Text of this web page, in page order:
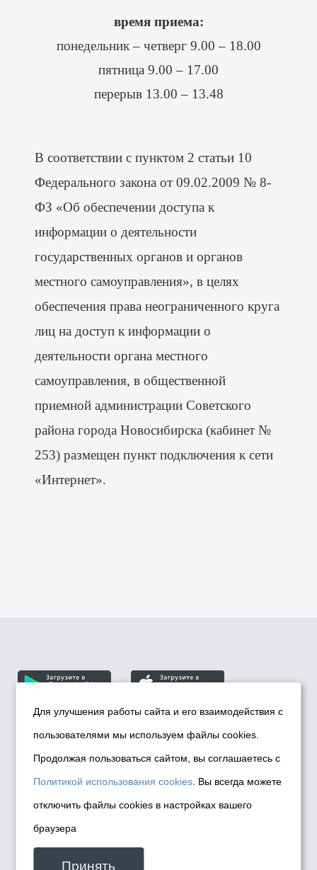
время приема:
понедельник – четверг 9.00 – 18.00
пятница 9.00 – 17.00
перерыв 13.00 – 13.48
В соответствии с пунктом 2 статьи 10
Федерального закона от 09.02.2009 № 8-
ФЗ «Об обеспечении доступа к
информации о деятельности
государственных органов и органов
местного самоуправления», в целях
обеспечения права неограниченного круга
лиц на доступ к информации о
деятельности органа местного
самоуправления, в общественной
приемной администрации Советского
района города Новосибирска (кабинет №
253) размещен пункт подключения к сети
«Интернет».
© Департамент информационной политики мэрии
города Новосибирска, 2026
Политика использования Cookies
Политика по обработке персональных
данных в информационных системах
мэрии города Новосибирска
Техническая поддержка сайта -
Для улучшения работы сайта и его взаимодействия с
пользователями мы используем файлы cookies.
Продолжая пользоваться сайтом, вы соглашаетесь с
Политикой использования cookies . Вы всегда можете
отключить файлы cookies в настройках вашего
браузера
Принять